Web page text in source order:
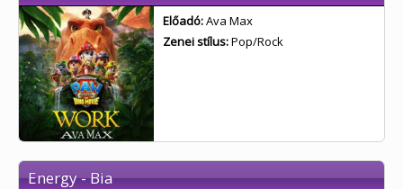
Előadó:Ava Max
Zenei stílus:Pop/Rock
Energy - Bia